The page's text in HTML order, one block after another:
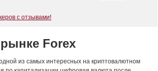
с отзывами!
Forex
из самых интересных на криптовалютном